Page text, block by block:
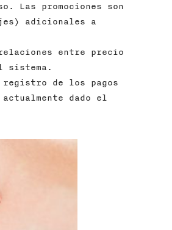
Las promociones son
adicionales a
entre precio
sistema.
registro de los pagos
dado el